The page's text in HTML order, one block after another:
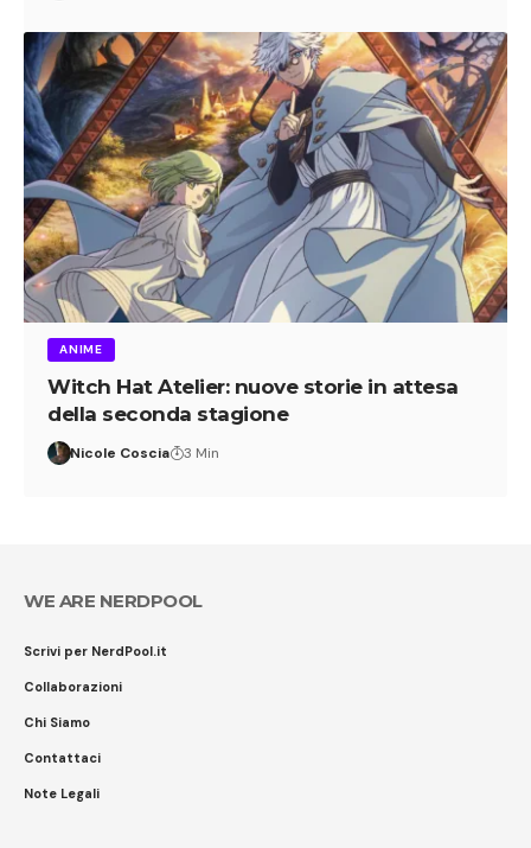
ANIME
Witch Hat Atelier: nuove storie in attesa
della seconda stagione
Nicole Coscia 3 Min
WE ARE NERDPOOL
Scrivi per NerdPool.it
Collaborazioni
Chi Siamo
Contattaci
Note Legali